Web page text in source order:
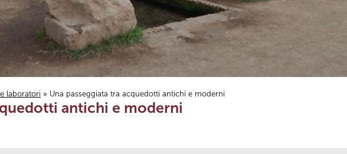
laboratori » Una passeggiata tra acquedotti antichi e moderni
antichi e moderni